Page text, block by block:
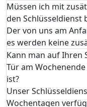
Müssen ich mit
den Schlüsseldienst
Der von uns am
es werden keine
Kann man auf Ihren
Tür am
ist?
Unser
Wochentagen